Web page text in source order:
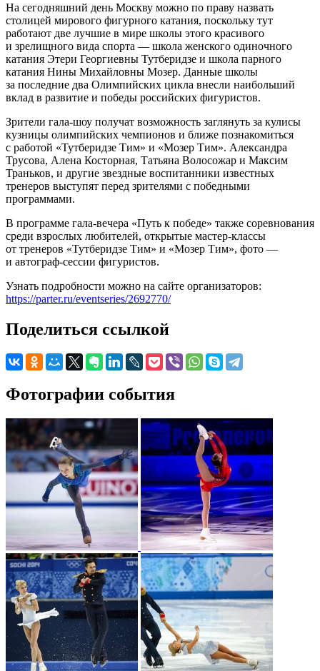
На сегодняшний день Москву можно по праву назвать
столицей мирового фигурного катания, поскольку тут
работают две лучшие в мире школы этого красивого
и зрелищного вида спорта — школа женского одиночного
катания Этери Георгиевны Тутберидзе и школа парного
катания Нины Михайловны Мозер. Данные школы
за последние два Олимпийских цикла внесли наибольший
вклад в развитие и победы российских фигуристов.
Зрители гала-шоу получат возможность заглянуть за кулисы
кузницы олимпийских чемпионов и ближе познакомиться
с работой «Тутберидзе Тим» и «Мозер Тим». Александра
Трусова, Алена Косторная, Татьяна Волосожар и Максим
Траньков, и другие звездные воспитанники известных
тренеров выступят перед зрителями с победными
программами.
В программе гала-вечера «Путь к победе» также соревнования
среди взрослых любителей, открытые мастер-классы
от тренеров «Тутберидзе Тим» и «Мозер Тим», фото —
и автограф-сессии фигуристов.
Узнать подробности можно на сайте организаторов:
https://parter.ru/eventseries/2692770/
Поделиться ссылкой
Фотографии события